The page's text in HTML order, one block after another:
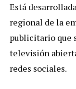
Está
regional de la
publicitario que
televisión
redes sociales.